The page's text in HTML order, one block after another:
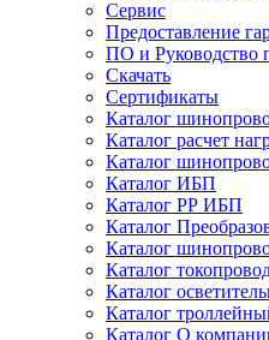
Сервис
Предоставление
ПО и Руководство
Скачать
Сертификаты
Каталог
Каталог расчет
Каталог
Каталог ИБП
Каталог РР ИБП
Каталог
Каталог
Каталог
Каталог
Каталог
Каталог О